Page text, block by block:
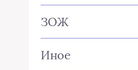
ЗОЖ
Иное